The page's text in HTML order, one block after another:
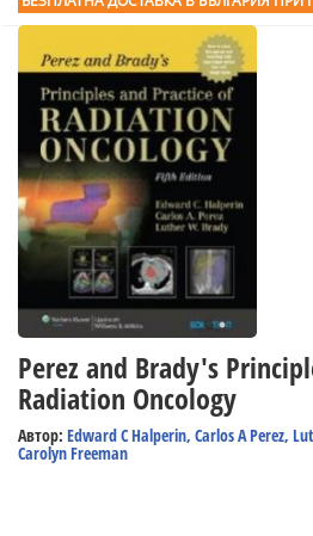
Perez and Brady's
Radiation Oncology
Автор: Edward C Halperin, Carlos A Perez,
Carolyn Freeman